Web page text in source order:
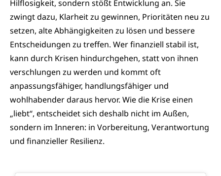
Hilflosigkeit, sondern stößt Entwicklung an. Sie
zwingt dazu, Klarheit zu gewinnen, Prioritäten neu zu
setzen, alte Abhängigkeiten zu lösen und bessere
Entscheidungen zu treffen. Wer finanziell stabil ist,
kann durch Krisen hindurchgehen, statt von ihnen
verschlungen zu werden und kommt oft
anpassungsfähiger, handlungsfähiger und
wohlhabender daraus hervor. Wie die Krise einen
„liebt“, entscheidet sich deshalb nicht im Außen,
sondern im Inneren: in Vorbereitung, Verantwortung
und finanzieller Resilienz.